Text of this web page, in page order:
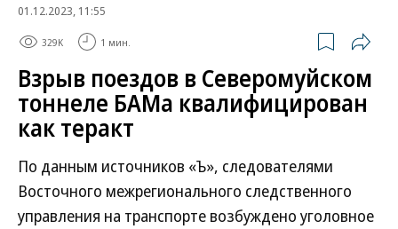
01.12.2023, 11:55
329K 1 мин.
Взрыв поездов в Северомуйском
тоннеле БАМа квалифицирован
как теракт
По данным источников «Ъ», следователями
Восточного межрегионального следственного
управления на транспорте возбуждено уголовное